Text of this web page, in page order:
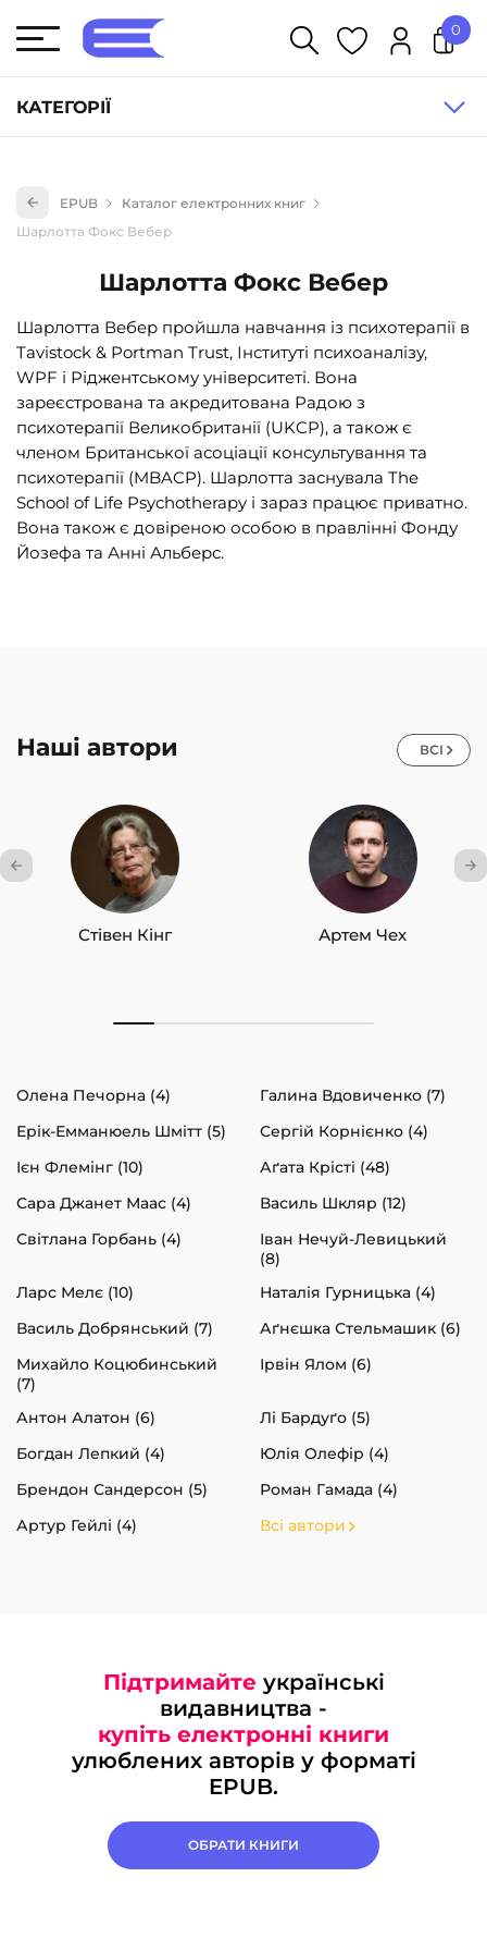
КАТЕГОРІЇ
Книги для дітей (835)
Науково-популярна література (1015)
Навчальна література та посібники (527)
Енциклопедії, довідники, словники (55)
Подарункові сертифікати (1)
0
EPUB
Каталог електронних книг
Шарлотта Фокс Вебер
Шарлотта Фокс Вебер
Шарлотта Вебер пройшла навчання із психотерапії в
Tavistock & Portman Trust, Інституті психоаналізу,
WPF і Ріджентському університеті. Вона
зареєстрована та акредитована Радою з
психотерапії Великобританії (UKCP), а також є
членом Британської асоціації консультування та
психотерапії (MBACP). Шарлотта заснувала The
School of Life Psychotherapy і зараз працює приватно.
Вона також є довіреною особою в правлінні Фонду
Йозефа та Анні Альберс.
Наші автори ВСІ
Стівен Кінг Артем Чех
Олена Печорна (4)
Галина Вдовиченко (7)
Ерік-Емманюель Шмітт (5)
Сергій Корнієнко (4)
Ієн Флемінг (10)
Аґата Крісті (48)
Сара Джанет Маас (4)
Василь Шкляр (12)
Світлана Горбань (4)
Іван Нечуй-Левицький
(8)
Ларс Мелє (10)
Наталія Гурницька (4)
Василь Добрянський (7)
Аґнєшка Стельмашик (6)
Михайло Коцюбинський
(7)
Ірвін Ялом (6)
Антон Алатон (6)
Лі Бардуґо (5)
Богдан Лепкий (4)
Юлія Олефір (4)
Брендон Сандерсон (5)
Роман Гамада (4)
Артур Гейлі (4)
Всі автори
Підтримайте українські
видавництва -
купіть електронні книги
улюблених авторів у форматі
EPUB.
ОБРАТИ КНИГИ